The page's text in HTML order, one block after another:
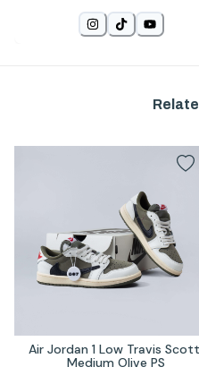
Air Jordan 1 Low Travis Scott
Medium Olive PS